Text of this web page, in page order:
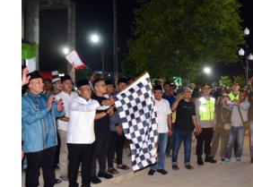
Informasi
INDEKS
BERITA
KONTAK
KAMI